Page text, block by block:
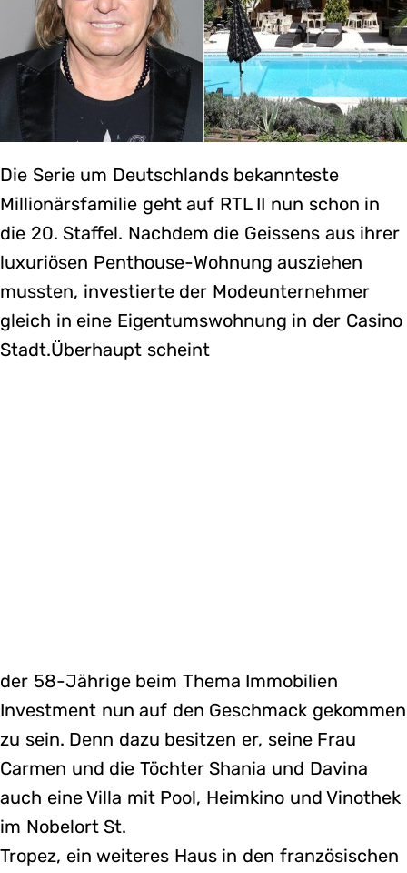
Die Serie um Deutschlands bekannteste
Millionärsfamilie geht auf RTL II nun schon in
die 20. Staffel. Nachdem die Geissens aus ihrer
luxuriösen Penthouse-Wohnung ausziehen
mussten, investierte der Modeunternehmer
gleich in eine Eigentumswohnung in der Casino
Stadt.Überhaupt scheint
der 58-Jährige beim Thema Immobilien
Investment nun auf den Geschmack gekommen
zu sein. Denn dazu besitzen er, seine Frau
Carmen und die Töchter Shania und Davina
auch eine Villa mit Pool, Heimkino und Vinothek
im Nobelort St.
Tropez, ein weiteres Haus in den französischen